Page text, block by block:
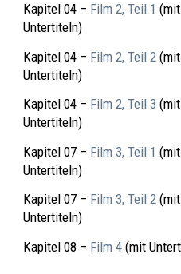
Kapitel 04 – Film 2, Teil 1 (mit
Untertiteln)
Kapitel 04 – Film 2, Teil 2(mit
Untertiteln)
Kapitel 04 – Film 2, Teil 3 (mit
Untertiteln)
Kapitel 07 – Film 3, Teil 1 (mit
Untertiteln)
Kapitel 07 – Film 3, Teil 2(mit
Untertiteln)
Kapitel 08 – Film 4(mit